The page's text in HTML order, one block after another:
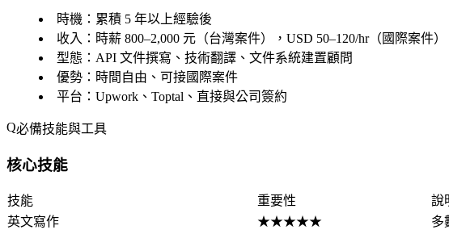
時機 ：累積 5 年以上經驗後
收入 ：時薪 800–2,000 元（台灣案件），USD 50–120/hr（國際案件）
型態 ：API 文件撰寫、技術翻譯、文件系統建置顧問
優勢 ：時間自由、可接國際案件
平台 ：Upwork、Toptal、直接與公司簽約
必備技能與工具
核心技能
技能 重要性
說
英文寫作
★★★★★
多